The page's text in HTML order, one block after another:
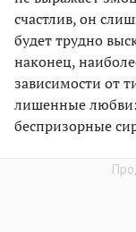
счастлив, он
будет трудно
наконец,
зависимости от
лишенные
беспризорные